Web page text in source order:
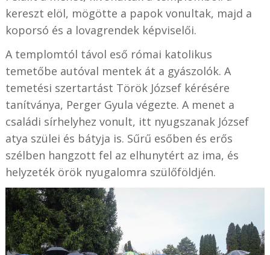
kereszt elöl, mögötte a papok vonultak, majd a
koporsó és a lovagrendek képviselői.
A templomtól távol eső római katolikus
temetőbe autóval mentek át a gyászolók. A
temetési szertartást Török József kérésére
tanítványa, Perger Gyula végezte. A menet a
családi sírhelyhez vonult, itt nyugszanak József
atya szülei és bátyja is. Sűrű esőben és erős
szélben hangzott fel az elhunytért az ima, és
helyzeték örök nyugalomra szülőföldjén.